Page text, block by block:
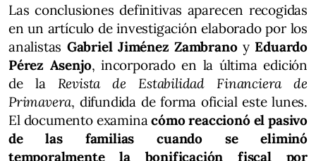
Las conclusiones definitivas aparecen recogidas
en un artículo de investigación elaborado por los
analistas Gabriel Jiménez Zambranoy Eduardo
Pérez Asenjo, incorporado en la última edición
de la Revista de Estabilidad Financiera de
Primavera, difundida de forma oficial este lunes.
El documento examinacómo reaccionó el pasivo
de las familias cuando se eliminó
temporalmente la bonificación fiscal por